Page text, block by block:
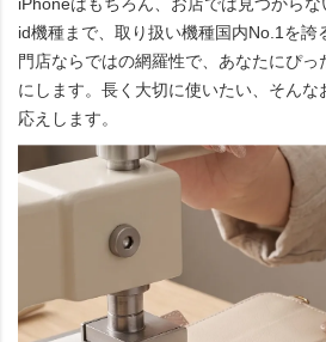
iPhoneはもちろん、お店では見つから
id機種まで、取り扱い機種国内No.1を誇
門店ならではの網羅性で、あなたにぴ
にします。長く大切に使いたい、そんな
応えします。